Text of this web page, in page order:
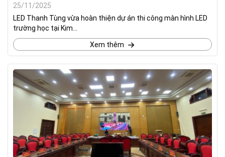
25/11/2025
LED Thanh Tùng vừa hoàn thiện dự án thi công màn hình LED
trường học tại Kim...
Xem thêm